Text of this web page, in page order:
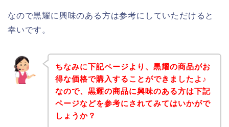
なので黒耀に興味のある方は参考にしていただけると
幸いです。
ちなみに下記ページより、黒耀の商品がお
得な価格で購入することができましたよ♪
なので、黒耀の商品に興味のある方は下記
ページなどを参考にされてみてはいかがで
しょうか？